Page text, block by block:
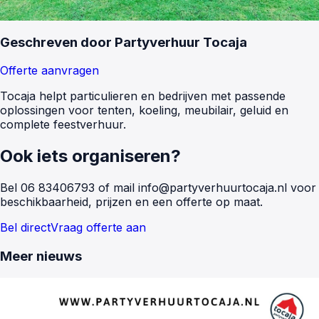
Geschreven door Partyverhuur Tocaja
Offerte aanvragen
Tocaja helpt particulieren en bedrijven met passende
oplossingen voor tenten, koeling, meubilair, geluid en
complete feestverhuur.
Ook iets organiseren?
Bel 06 83406793 of mail info@partyverhuurtocaja.nl voor
beschikbaarheid, prijzen en een offerte op maat.
Bel directVraag offerte aan
Meer nieuws